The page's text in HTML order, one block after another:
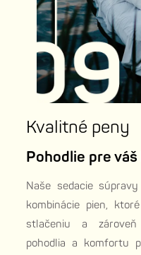
Kvalitné peny
Pohodlie pre
Naše sedacie
kombinácie pien,
stlačeniu a
pohodlia a komfortu